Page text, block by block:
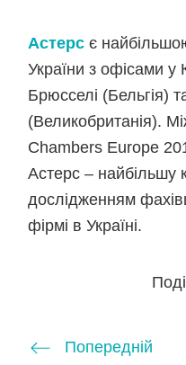
Астерс є
України з офісами
Брюсселі (Бельгія)
(Великобританія).
Chambers Europe
Астерс – найбільшу
дослідженням
фірмі в Україні.
Попередній